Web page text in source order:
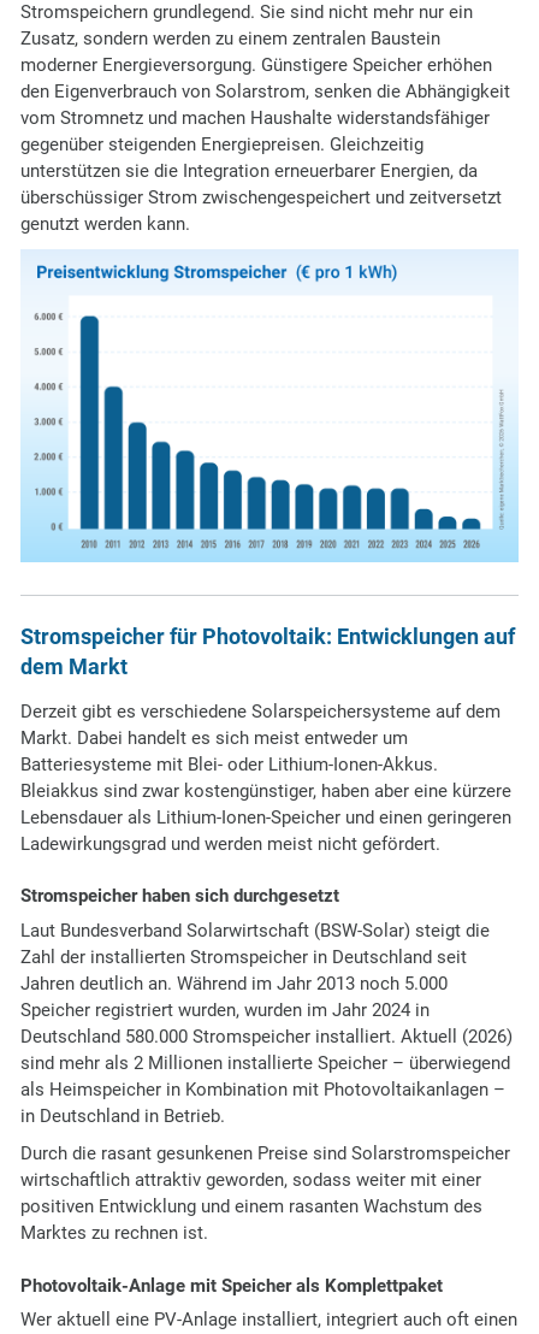
Stromspeichern grundlegend. Sie sind nicht mehr nur ein
Zusatz, sondern werden zu einem zentralen Baustein
moderner Energieversorgung. Günstigere Speicher erhöhen
den Eigenverbrauch von Solarstrom, senken die Abhängigkeit
vom Stromnetz und machen Haushalte widerstandsfähiger
gegenüber steigenden Energiepreisen. Gleichzeitig
unterstützen sie die Integration erneuerbarer Energien, da
überschüssiger Strom zwischengespeichert und zeitversetzt
genutzt werden kann.
Stromspeicher für Photovoltaik: Entwicklungen auf
dem Markt
Derzeit gibt es verschiedene Solarspeichersysteme auf dem
Markt. Dabei handelt es sich meist entweder um
Batteriesysteme mit Blei- oder Lithium-Ionen-Akkus.
Bleiakkus sind zwar kostengünstiger, haben aber eine kürzere
Lebensdauer als Lithium-Ionen-Speicher und einen geringeren
Ladewirkungsgrad und werden meist nicht gefördert.
Stromspeicher haben sich durchgesetzt
Laut Bundesverband Solarwirtschaft (BSW-Solar) steigt die
Zahl der installierten Stromspeicher in Deutschland seit
Jahren deutlich an. Während im Jahr 2013 noch 5.000
Speicher registriert wurden, wurden im Jahr 2024 in
Deutschland 580.000 Stromspeicher installiert. Aktuell (2026)
sind mehr als 2 Millionen installierte Speicher – überwiegend
als Heimspeicher in Kombination mit Photovoltaikanlagen –
in Deutschland in Betrieb.
Durch die rasant gesunkenen Preise sind Solarstromspeicher
wirtschaftlich attraktiv geworden, sodass weiter mit einer
positiven Entwicklung und einem rasanten Wachstum des
Marktes zu rechnen ist.
Photovoltaik-Anlage mit Speicher als Komplettpaket
Wer aktuell eine PV-Anlage installiert, integriert auch oft einen